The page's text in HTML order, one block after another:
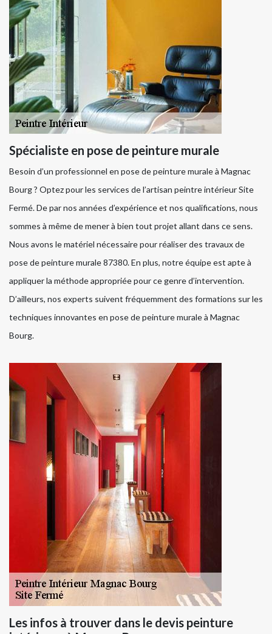
Spécialiste en pose de peinture murale
Besoin d’un professionnel en pose de peinture murale à Magnac
Bourg ? Optez pour les services de l’artisan peintre intérieur Site
Fermé. De par nos années d’expérience et nos qualifications, nous
sommes à même de mener à bien tout projet allant dans ce sens.
Nous avons le matériel nécessaire pour réaliser des travaux de
pose de peinture murale 87380. En plus, notre équipe est apte à
appliquer la méthode appropriée pour ce genre d’intervention.
D’ailleurs, nos experts suivent fréquemment des formations sur les
techniques innovantes en pose de peinture murale à Magnac
Bourg.
Les infos à trouver dans le devis peinture